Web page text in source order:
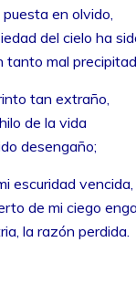
en olvido,
del cielo ha
tanto mal
tan extraño,
de la vida
desengaño;
escuridad vencida,
de mi ciego
la razón perdida.